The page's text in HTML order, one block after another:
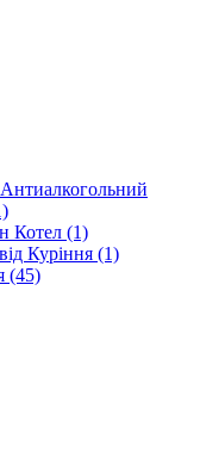
Котел (1)
Куріння (1)
(45)